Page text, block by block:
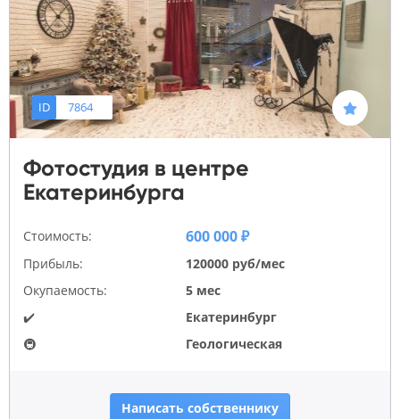
ID 7864
Фотостудия в центре
Екатеринбурга
Стоимость: 600 000 ₽
Прибыль:
120000 руб/мес
Окупаемость:
5 мес
✔️
Екатеринбург
🚇
Геологическая
Написать собственнику